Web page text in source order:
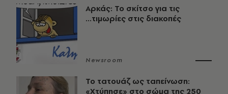
Αρκάς: Το σκίτσο για τις
...τιμωρίες στις διακοπές
Newsroom
Το τατουάζ ως ταπείνωση:
«Χτύπησε» στο σώμα της 250